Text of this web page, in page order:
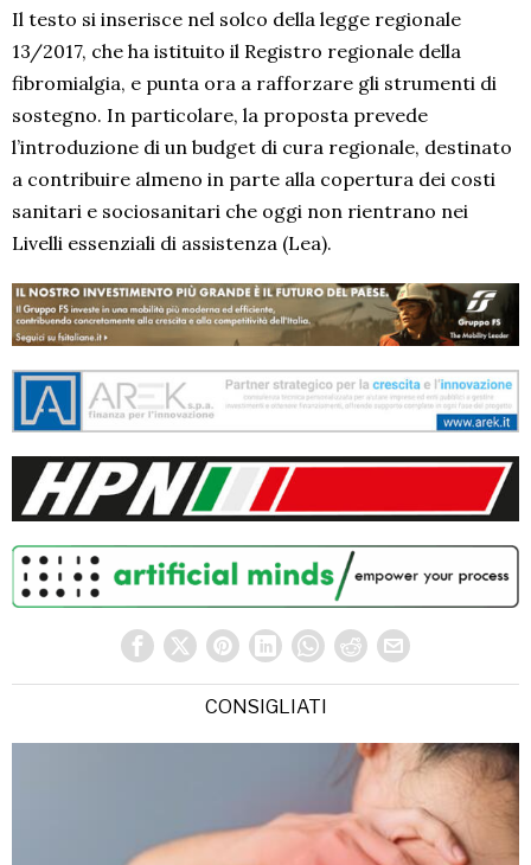
Il testo si inserisce nel solco della legge regionale
13/2017, che ha istituito il Registro regionale della
fibromialgia, e punta ora a rafforzare gli strumenti di
sostegno. In particolare, la proposta prevede
l’introduzione di un budget di cura regionale, destinato
a contribuire almeno in parte alla copertura dei costi
sanitari e sociosanitari che oggi non rientrano nei
Livelli essenziali di assistenza (Lea).
CONSIGLIATI